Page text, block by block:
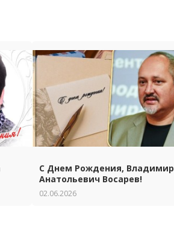
С Днем Рождения, Владимир
Анатольевич Восарев!
02.06.2026